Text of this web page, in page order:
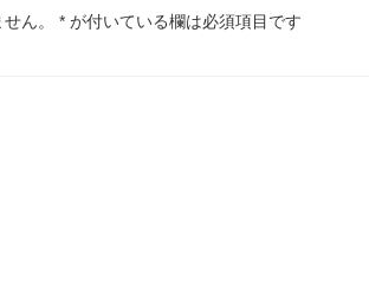
ん。 * が付いている欄は必須項目です